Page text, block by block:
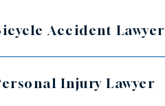
Accident Lawyer
Injury Lawyer